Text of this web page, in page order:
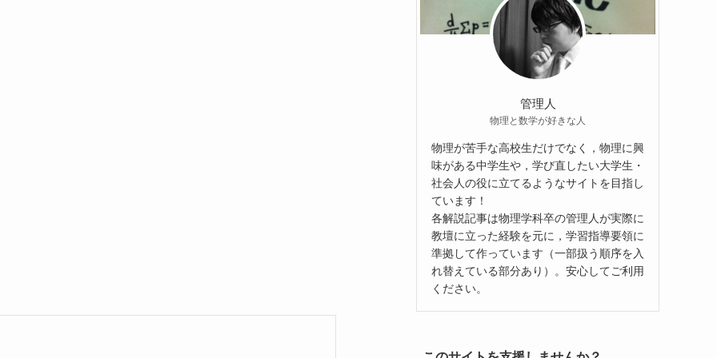
管理人
物理と数学が好きな人
物理が苦手な高校生だけでなく，物理に興
味がある中学生や，学び直したい大学生・
社会人の役に立てるようなサイトを目指し
ています！
各解説記事は物理学科卒の管理人が実際に
教壇に立った経験を元に，学習指導要領に
準拠して作っています（一部扱う順序を入
れ替えている部分あり）。安心してご利用
ください。